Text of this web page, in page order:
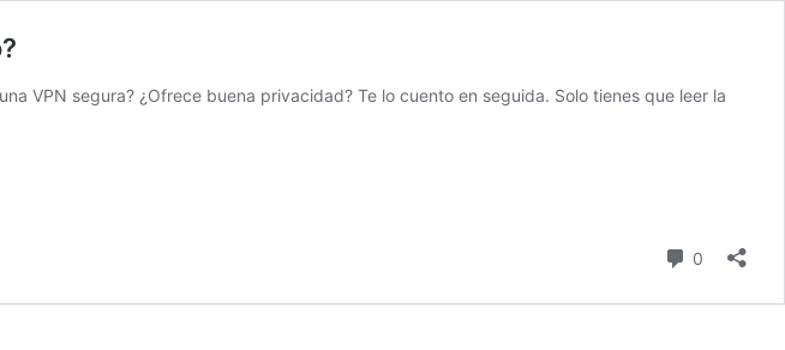
VPN segura? ¿Ofrece buena privacidad? Te lo cuento en seguida. Solo tienes que leer la
0